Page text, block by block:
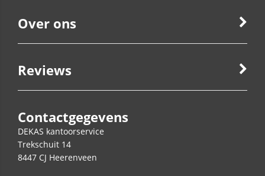
Over ons
Reviews
Contactgegevens
DEKAS kantoorservice
Trekschuit 14
8447 CJ Heerenveen